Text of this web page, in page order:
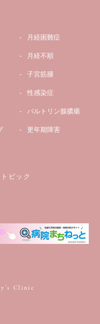
月経困難症
月経不順
子宮筋腫
性感染症
バルトリン腺膿瘍
更年期障害
トピック
Clinic